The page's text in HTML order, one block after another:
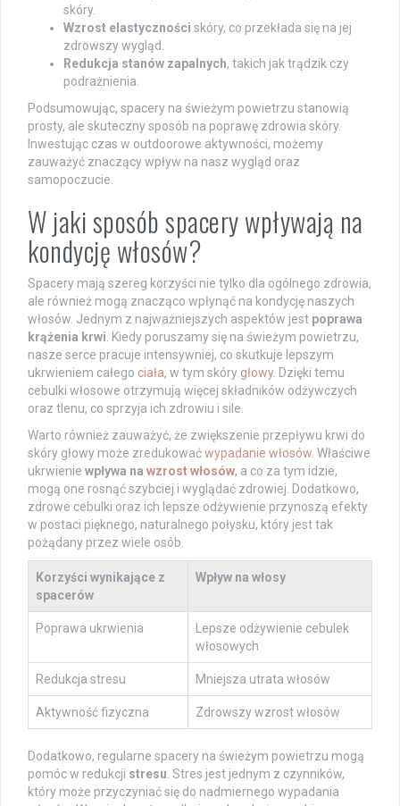
skóry.
Wzrost elastyczności skóry, co przekłada się na jej
zdrowszy wygląd.
Redukcja stanów zapalnych, takich jak trądzik czy
podrażnienia.
Podsumowując, spacery na świeżym powietrzu stanowią
prosty, ale skuteczny sposób na poprawę zdrowia skóry.
Inwestując czas w outdoorowe aktywności, możemy
zauważyć znaczący wpływ na nasz wygląd oraz
samopoczucie.
W jaki sposób spacery wpływają na
kondycję włosów?
Spacery mają szereg korzyści nie tylko dla ogólnego zdrowia,
ale również mogą znacząco wpłynąć na kondycję naszych
włosów. Jednym z najważniejszych aspektów jest poprawa
krążenia krwi . Kiedy poruszamy się na świeżym powietrzu,
nasze serce pracuje intensywniej, co skutkuje lepszym
ukrwieniem całego ciała, w tym skóry głowy. Dzięki temu
cebulki włosowe otrzymują więcej składników odżywczych
oraz tlenu, co sprzyja ich zdrowiu i sile.
Warto również zauważyć, że zwiększenie przepływu krwi do
skóry głowy może zredukowaćwypadanie włosów . Właściwe
ukrwienie wpływa na wzrost włosów, a co za tym idzie,
mogą one rosnąć szybciej i wyglądać zdrowiej. Dodatkowo,
zdrowe cebulki oraz ich lepsze odżywienie przynoszą efekty
w postaci pięknego, naturalnego połysku, który jest tak
pożądany przez wiele osób.
Korzyści wynikające z
spacerów
Wpływ na włosy
Poprawa ukrwienia
Lepsze odżywienie cebulek
włosowych
Redukcja stresu Mniejsza utrata włosów
Aktywność fizyczna Zdrowszy wzrost włosów
Dodatkowo, regularne spacery na świeżym powietrzu mogą
pomóc w redukcji stresu . Stres jest jednym z czynników,
który może przyczyniać się do nadmiernego wypadania